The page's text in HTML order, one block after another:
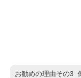
お勧めの理由その3